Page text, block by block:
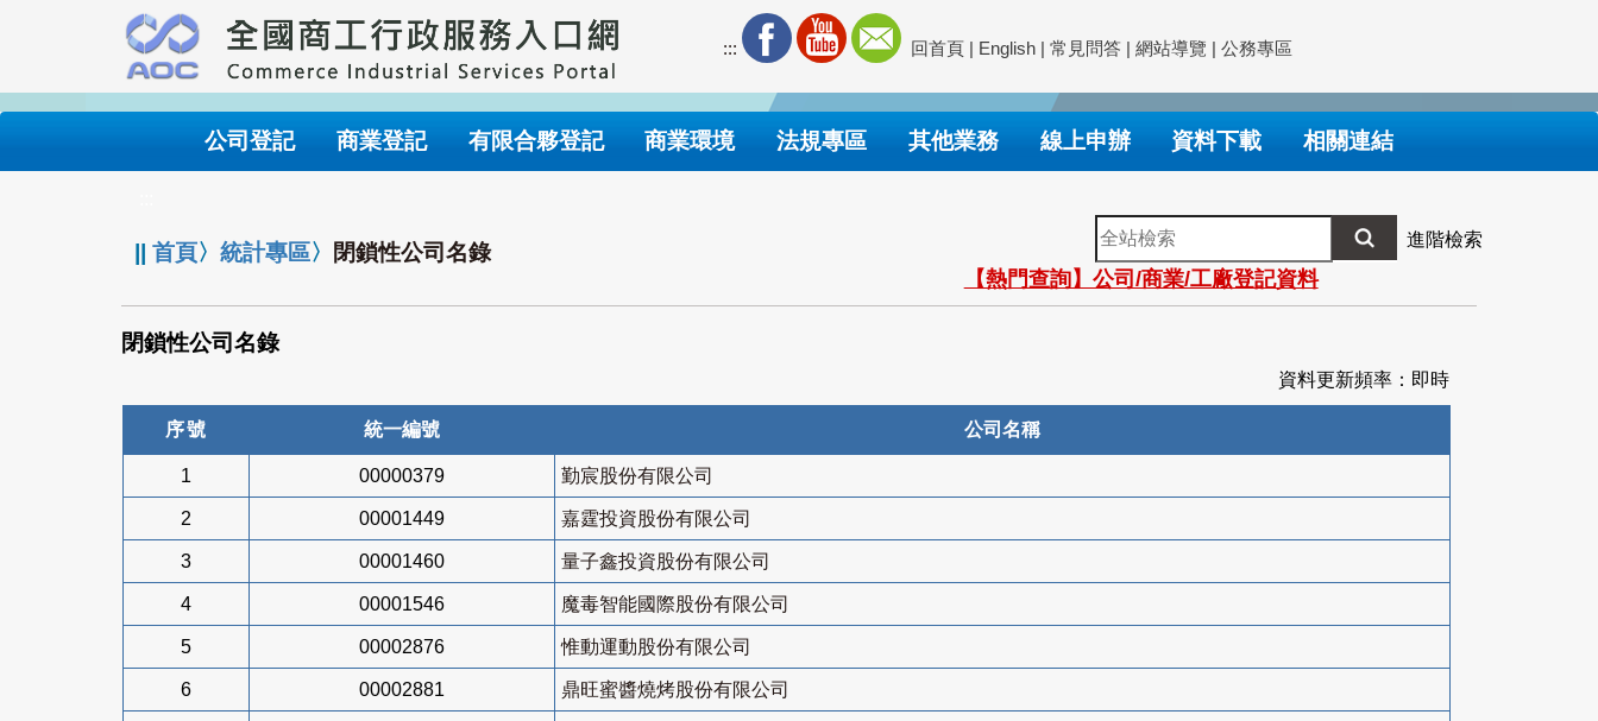
要
內
::: 回首頁 | English | 常見問答 | 網站導覽 | 公務專區
公司登記 商業登記 有限合夥登記 商業環境 法規專區 其他業務 線上申辦 資料下載 相關連結
||首頁〉統計專區〉 閉鎖性公司名錄
全
站
檢
索
進階檢索
【熱門查詢】公司/商業/工廠登記資料
閉鎖性公司名錄
資料更新頻率：即時
序號 統一編號 公司名稱
1 00000379 勤宸股份有限公司
2 00001449 嘉霆投資股份有限公司
3 00001460 量子鑫投資股份有限公司
4 00001546 魔毒智能國際股份有限公司
5 00002876 惟動運動股份有限公司
6 00002881 鼎旺蜜醬燒烤股份有限公司